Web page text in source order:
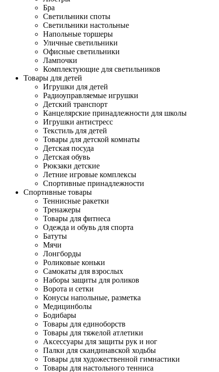
Бра
Светильники споты
Светильники настольные
Напольные торшеры
Уличные светильники
Офисные светильники
Лампочки
Комплектующие для светильников
Товары для детей
Игрушки для детей
Радиоуправляемые игрушки
Детский транспорт
Канцелярские принадлежности для школы
Игрушки антистресс
Текстиль для детей
Товары для детской комнаты
Детская посуда
Детская обувь
Рюкзаки детские
Летние игровые комплексы
Спортивные принадлежности
Спортивные товары
Теннисные ракетки
Тренажеры
Товары для фитнеса
Одежда и обувь для спорта
Батуты
Мячи
Лонгборды
Роликовые коньки
Самокаты для взрослых
Наборы защиты для роликов
Ворота и сетки
Конусы напольные, разметка
Медицинболы
Бодибары
Товары для единоборств
Товары для тяжелой атлетики
Аксессуары для защиты рук и ног
Палки для скандинавской ходьбы
Товары для художественной гимнастики
Товары для настольного тенниса